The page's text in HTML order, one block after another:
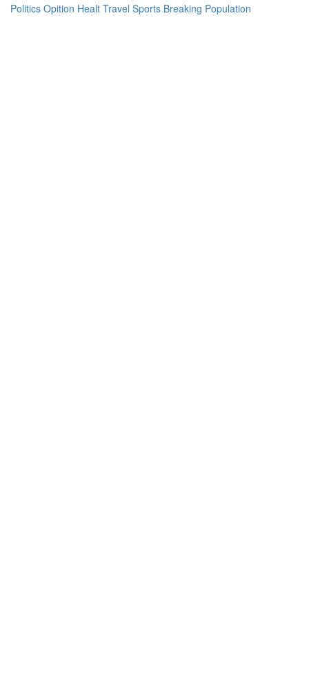
Politics Opition Healt Travel Sports Breaking Population